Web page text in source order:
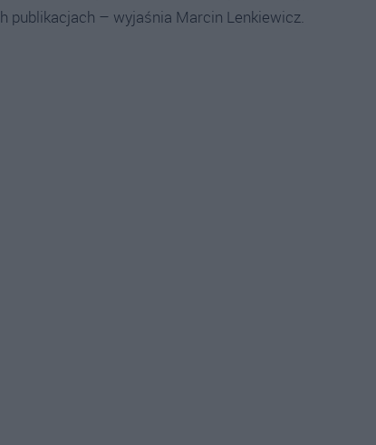
publikacjach – wyjaśnia Marcin Lenkiewicz.